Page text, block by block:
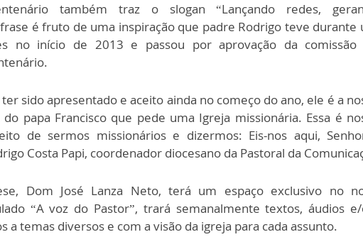
também traz o slogan “Lançando redes,
é fruto de uma inspiração que padre Rodrigo teve durante
no início de 2013 e passou por aprovação da comissão
sido apresentado e aceito ainda no começo do ano, ele é a
papa Francisco que pede uma Igreja missionária. Essa é
de sermos missionários e dizermos: Eis-nos aqui,
Costa Papi, coordenador diocesano da Pastoral da
Dom José Lanza Neto, terá um espaço exclusivo no
“A voz do Pastor”, trará semanalmente textos, áudios e/
a temas diversos e com a visão da igreja para cada assunto.